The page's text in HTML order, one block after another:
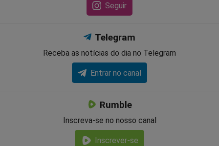
Seguir
Telegram
Receba as notícias do dia no Telegram
Entrar no canal
Rumble
Inscreva-se no nosso canal
Inscrever-se